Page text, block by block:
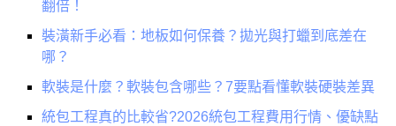
翻倍！
裝潢新手必看：地板如何保養？拋光與打蠟到底差在
哪？
軟裝是什麼？軟裝包含哪些？7要點看懂軟裝硬裝差異
統包工程真的比較省?2026統包工程費用行情、優缺點